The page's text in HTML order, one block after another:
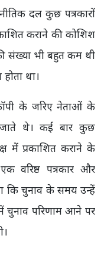
दल कुछ पत्रकारों
कराने की कोशिश
संख्या भी बहुत कम थी
था।
के जरिए नेताओं के
जाते थे। कई बार कुछ
में प्रकाशित कराने के
वरिष्ठ पत्रकार और
कि चुनाव के समय उन्हें
चुनाव परिणाम आने पर